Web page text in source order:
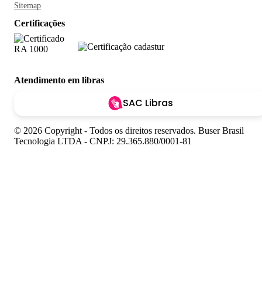
Sitemap
Certificações
Atendimento em libras
SAC Libras
© 2026 Copyright - Todos os direitos reservados. Buser Brasil
Tecnologia LTDA - CNPJ: 29.365.880/0001-81